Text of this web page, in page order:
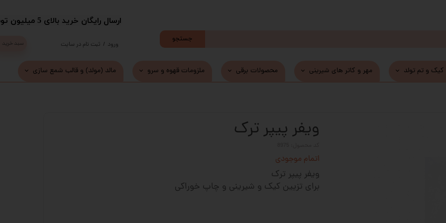
جستجو سبد خرید ورود / ثبت نام در سایت
حساب کاربری من
کیک و تم تولد مهر و کاتر های شیرینی محصولات برقی ملزومات قهوه و سرو مالد (مولد) و قالب شمع سازی
​ارسال رایگان خرید بالای 5 میلیون تومان با پست
ویفر پیپر ترک
اتمام موجودی
ویفر پیپر ترک
برای تزیین کیک و شیرینی و چاپ خوراکی